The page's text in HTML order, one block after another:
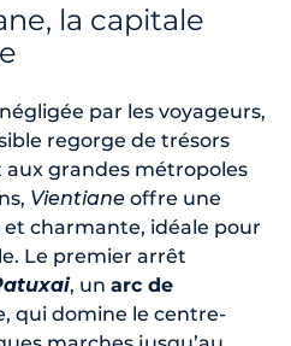
la capitale
par les voyageurs,
regorge de trésors
grandes métropoles
Vientiane offre une
charmante, idéale pour
Le premier arrêt
, un arc de
qui domine le centre-